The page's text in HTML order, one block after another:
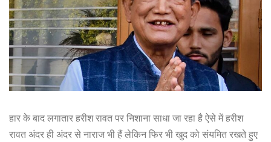
हार के बाद लगातार हरीश रावत पर निशाना साधा जा रहा है ऐसे में हरीश
रावत अंदर ही अंदर से नाराज भी हैं लेकिन फिर भी खुद को संयमित रखते हुए